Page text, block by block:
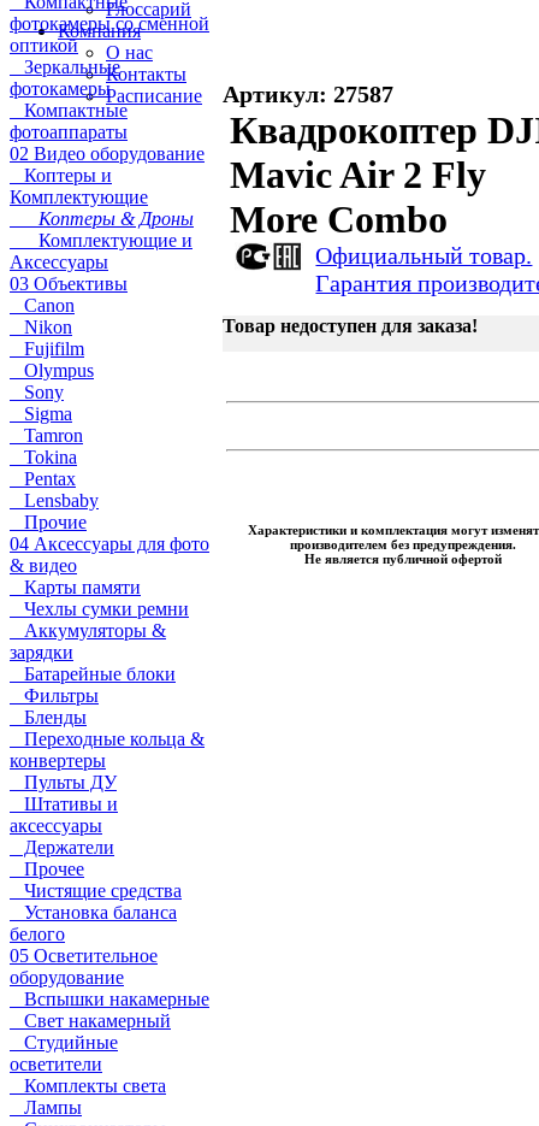
Глоссарий
Компания
О нас
Контакты
Расписание
фотокамеры со сменной
оптикой
Зеркальные
фотокамеры
Компактные
фотоаппараты
02 Видео оборудование
Коптеры и
Комплектующие
Коптеры & Дроны
Комплектующие и
Аксессуары
03 Объективы
Canon
Nikon
Fujifilm
Olympus
Sony
Sigma
Tamron
Tokina
Pentax
Lensbaby
Прочие
04 Аксессуары для фото
& видео
Карты памяти
Чехлы сумки ремни
Аккумуляторы &
зарядки
Батарейные блоки
Фильтры
Бленды
Переходные кольца &
конвертеры
Пульты ДУ
Штативы и
аксессуары
Держатели
Прочее
Чистящие средства
Установка баланса
белого
05 Осветительное
оборудование
Вспышки накамерные
Свет накамерный
Студийные
осветители
Комплекты света
Лампы
Артикул: 27587
Квадрокоптер
Mavic Air 2 Fly
More Combo
Официальный товар.
Гарантия
Товар недоступен для заказа!
Характеристики и комплектация могут
производителем без предупреждения.
Не является публичной офертой